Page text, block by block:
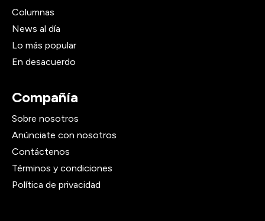
Columnas
News al día
Lo más popular
En desacuerdo
Compañía
Sobre nosotros
Anúnciate con nosotros
Contáctenos
Términos y condiciones
Política de privacidad